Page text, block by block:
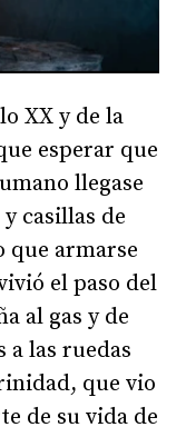
XX y de la
esperar que
llegase
casillas de
que armarse
el paso del
al gas y de
a las ruedas
que vio
de su vida de